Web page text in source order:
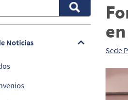
Noticias
Sede